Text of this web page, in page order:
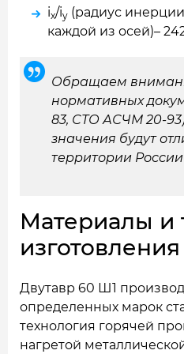
ix/iy (радиус
каждой из осей)–
Обращаем
нормативных
83, СТО АСЧМ 20-
значения будут
территории
Материалы и
изготовления
Двутавр 60 Ш1
определенных марок
технология горячей
нагретой